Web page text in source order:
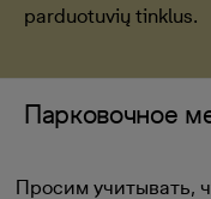
parduotuvių tinklus.
Парковочное
Просим учитывать,